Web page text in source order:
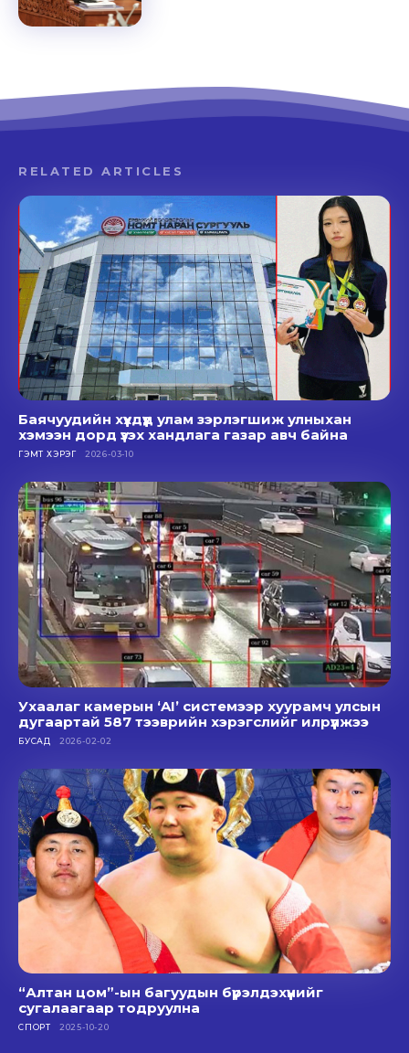
RELATED ARTICLES
Баячуудийн хүүхдүүд улам зэрлэгшиж улныхан
хэмээн дорд үзэх хандлага газар авч байна
ГЭМТ ХЭРЭГ 2026-03-10
Ухаалаг камерын ‘AI’ системээр хуурамч улсын
дугаартай 587 тээврийн хэрэгслийг илрүүлжээ
БУСАД 2026-02-02
“Алтан цом”-ын багуудын бүрэлдэхүүнийг
сугалаагаар тодруулна
СПОРТ 2025-10-20